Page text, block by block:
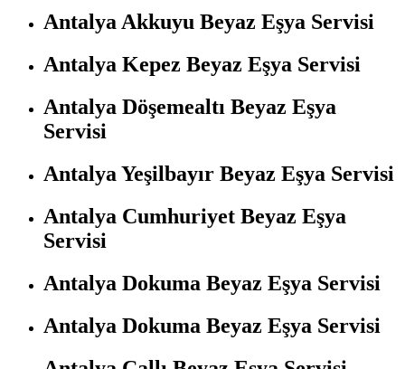
Antalya Akkuyu Beyaz Eşya Servisi
Antalya Kepez Beyaz Eşya Servisi
Antalya Döşemealtı Beyaz Eşya
Servisi
Antalya Yeşilbayır Beyaz Eşya Servisi
Antalya Cumhuriyet Beyaz Eşya
Servisi
Antalya Dokuma Beyaz Eşya Servisi
Antalya Dokuma Beyaz Eşya Servisi